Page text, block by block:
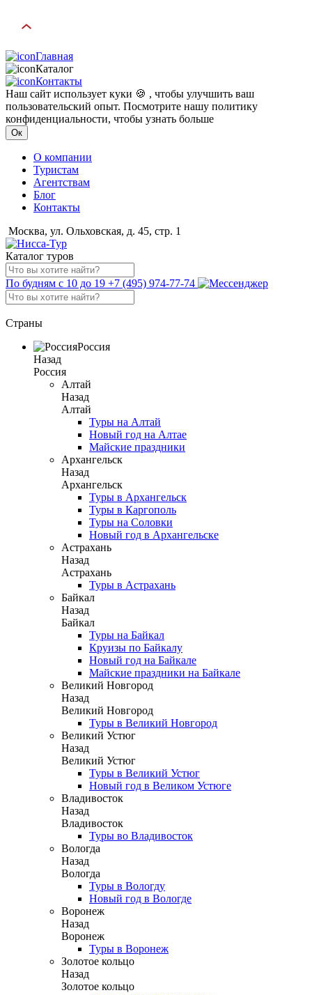
Главная
Каталог
Контакты
Наш сайт использует куки 🍪 , чтобы улучшить ваш
пользовательский опыт. Посмотрите нашу политику
конфиденциальности, чтобы узнать больше
Ок
О компании
Туристам
Агентствам
Блог
Контакты
Москва, ул. Ольховская, д. 45, стр. 1
Каталог туров
По будням с 10 до 19 +7 (495) 974-77-74
Страны
Россия
Назад
Россия
Алтай
Назад
Алтай
Туры на Алтай
Новый год на Алтае
Майские праздники
Архангельск
Назад
Архангельск
Туры в Архангельск
Туры в Каргополь
Туры на Соловки
Новый год в Архангельске
Астрахань
Назад
Астрахань
Туры в Астрахань
Байкал
Назад
Байкал
Туры на Байкал
Круизы по Байкалу
Новый год на Байкале
Майские праздники на Байкале
Великий Новгород
Назад
Великий Новгород
Туры в Великий Новгород
Великий Устюг
Назад
Великий Устюг
Туры в Великий Устюг
Новый год в Великом Устюге
Владивосток
Назад
Владивосток
Туры во Владивосток
Вологда
Назад
Вологда
Туры в Вологду
Новый год в Вологде
Воронеж
Назад
Воронеж
Туры в Воронеж
Золотое кольцо
Назад
Золотое кольцо